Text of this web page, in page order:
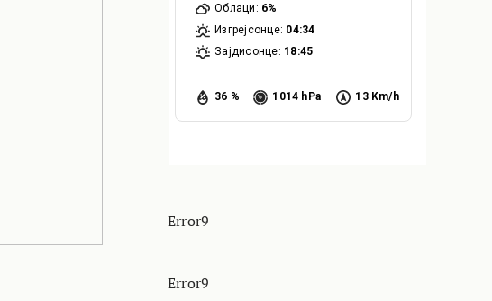
36 % 1014 hPa 13 Km/h
Облаци: 6%
Изгрејсонце: 04:34
Зајдисонце: 18:45
Error9
Error9